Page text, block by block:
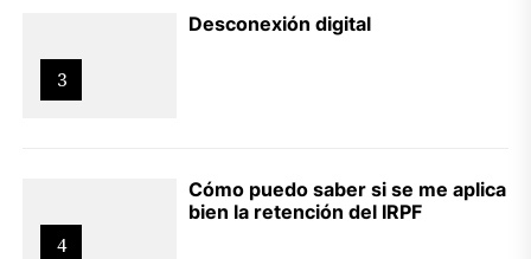
3
Desconexión digital
4
Cómo puedo saber si se me aplica
bien la retención del IRPF